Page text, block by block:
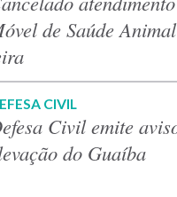
de Saúde
CIVIL
Civil emite
do Guaíba